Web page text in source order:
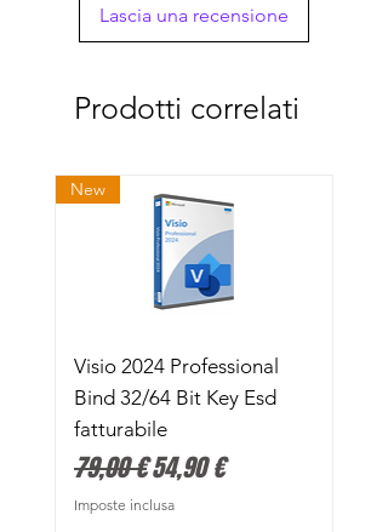
Lascia una recensione
Prodotti correlati
New
Visio 2024 Professional
Bind 32/64 Bit Key Esd
fatturabile
Prezzo regolare
79,00 €Prezzo scontato
54,90 €
Imposte inclusa